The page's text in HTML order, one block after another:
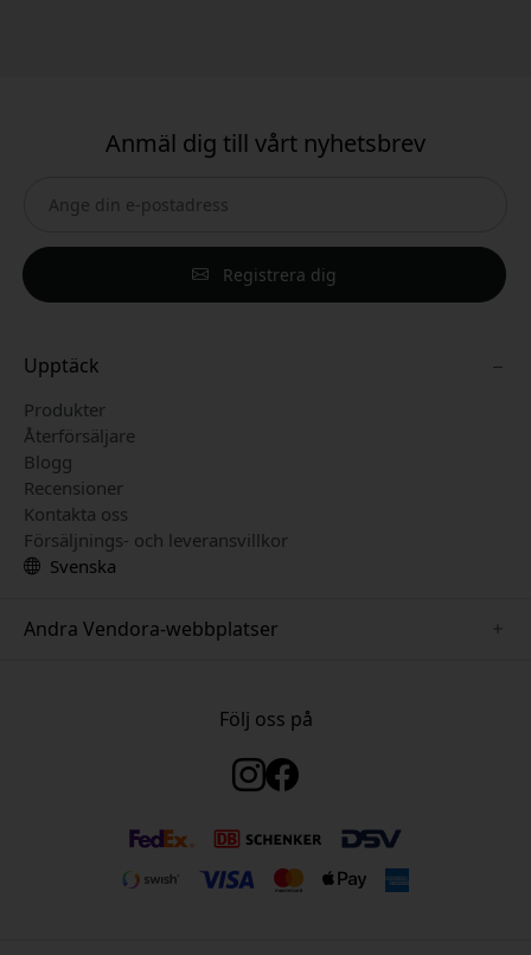
Anmäl dig till vårt nyhetsbrev
Registrera dig
Upptäck
Produkter
Återförsäljare
Blogg
Recensioner
Kontakta oss
Försäljnings- och leveransvillkor
Svenska
Andra Vendora-webbplatser
www.pipetto.se
Följ oss på